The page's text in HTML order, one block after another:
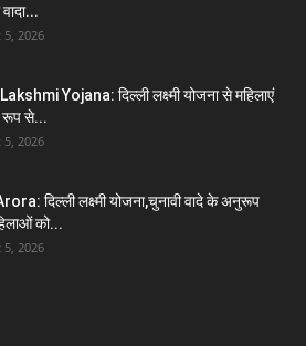
2026
Yojana: दिल्ली लक्ष्मी योजना से महिलाएं
रूप से...
2026
दिल्ली लक्ष्मी योजना,चुनावी वादे के अनुरूप
को...
2026